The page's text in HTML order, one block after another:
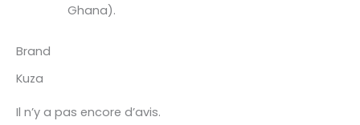
Ghana).
Brand
Kuza
Il n’y a pas encore d’avis.